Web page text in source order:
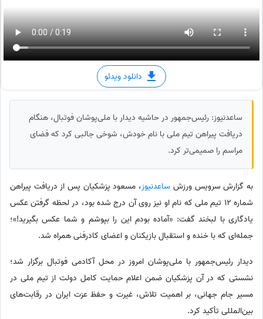
دانلود ویدئو
ساعدنیوز: رئیس‌جمهور در حاشیه دیدار با ملی‌پوشان فوتبال، هنگام
دریافت پیراهن تیم ملی با نام خودش، شوخی جالبی کرد که فضای
مراسم را صمیمی‌تر کرد.
به گزارش سرویس ورزش ساعدنیوز، مسعود پزشکیان پس از دریافت پیراهن
شماره 12 تیم ملی که نام او نیز روی آن درج شده بود، در لحظه گرفتن عکس
یادگاری با لبخند گفت: «آماده بودم این را بپوشم و شما عکس بگیرید!»؛
جمله‌ای که با خنده و استقبال بازیکنان و اعضای کادرفنی همراه شد.
دیدار رئیس‌جمهور با ملی‌پوشان امروز در محل آکادمی فوتبال برگزار شد؛
نشستی که در آن پزشکیان ضمن اعلام حمایت کامل دولت از تیم ملی در
مسیر جام جهانی، بر اهمیت تلاش، غیرت و حفظ عزت ایران در رقابت‌های
بین‌المللی تأکید کرد.